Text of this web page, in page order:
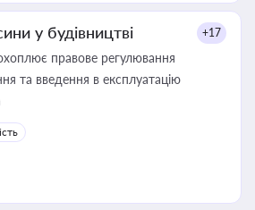
у будівництві +17
правове регулювання
та введення в експлуатацію